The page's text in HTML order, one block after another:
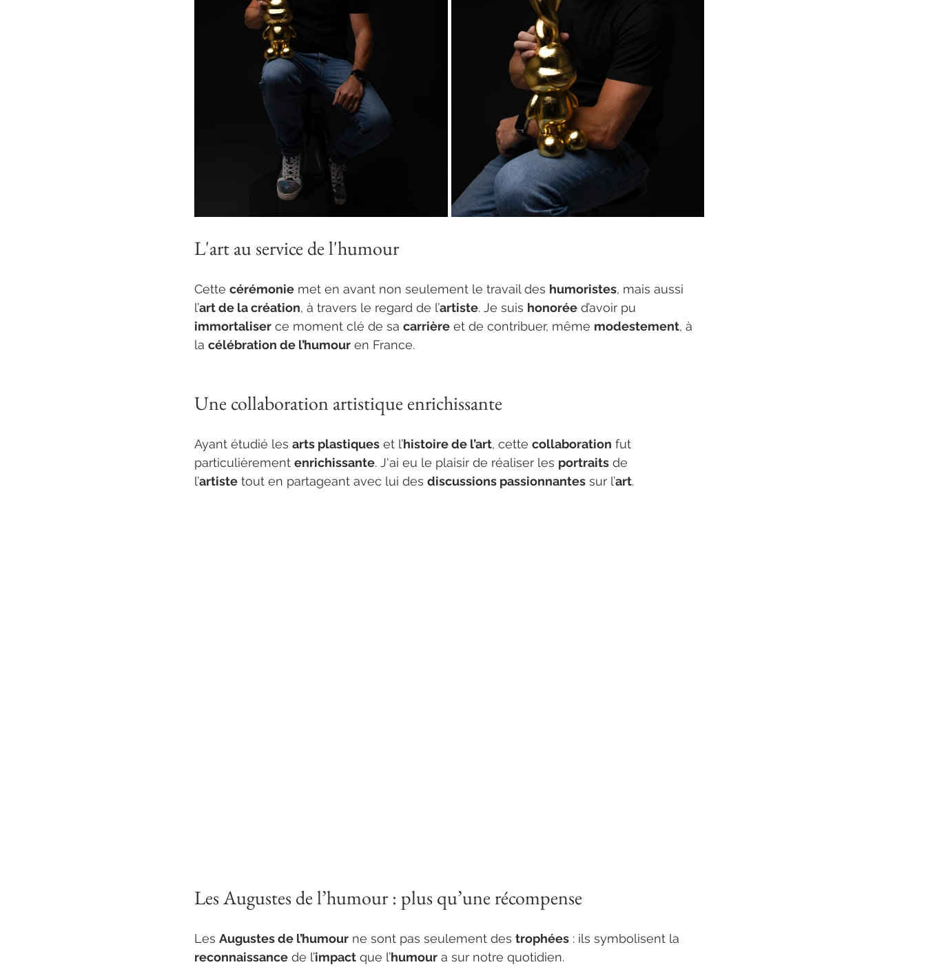
L'art au service de l'humour
Cette cérémonie met en avant non seulement le travail des humoristes, mais aussi
l’art de la création, à travers le regard de l’artiste. Je suis honorée d’avoir pu
immortaliser ce moment clé de sa carrière et de contribuer, même modestement, à
la célébration de l’humour en France.
Une collaboration artistique enrichissante
Ayant étudié les arts plastiques et l’histoire de l’art, cette collaboration fut
particulièrement enrichissante. J'ai eu le plaisir de réaliser les portraits de
l’artiste tout en partageant avec lui des discussions passionnantes sur l’art.
Les Augustes de l’humour : plus qu’une récompense
Les Augustes de l’humour ne sont pas seulement des trophées : ils symbolisent la
reconnaissance de l’impact que l’humour a sur notre quotidien.